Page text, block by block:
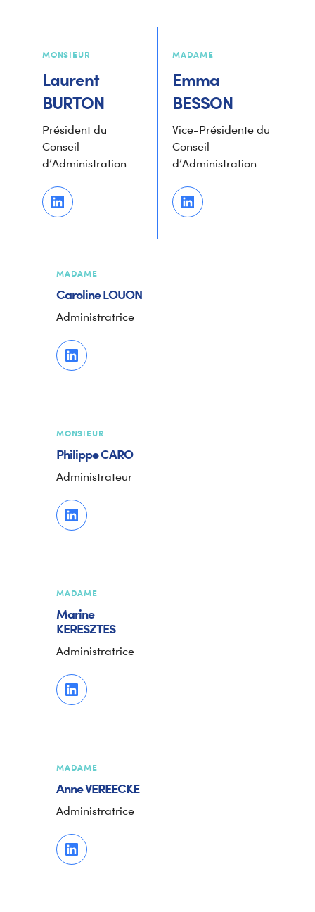
MONSIEUR
Laurent
BURTON
Président du
Conseil
d’Administration
MADAME
Emma
BESSON
Vice-Présidente du
Conseil
d’Administration
MADAME
CarolineLOUON
Administratrice
MONSIEUR
PhilippeCARO
Administrateur
MADAME
Marine
KERESZTES
Administratrice
MADAME
AnneVEREECKE
Administratrice